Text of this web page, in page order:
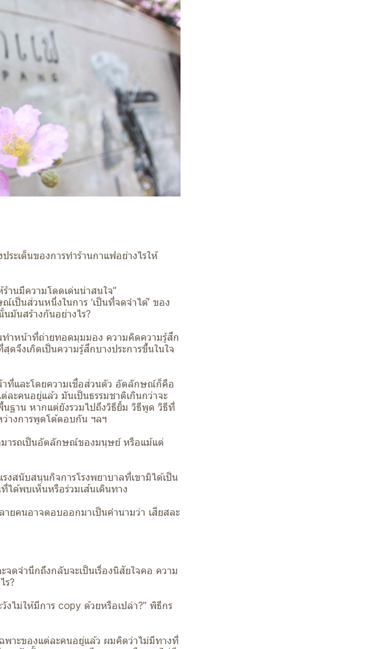
ระเด็นของการทำร้านกาแฟอย่างไรให้
นมีความโดดเด่นน่าสนใจ”
ป็นส่วนหนึ่งในการ ‘เป็นที่จดจำได้’ ของ
นสร้างกันอย่างไร?
ำหน้าที่ถ่ายทอดมุมมอง ความคิดความรู้สึก
จึงเกิดเป็นความรู้สึกบางประการขึ้นในใจ
าที่และโดยความเชื่อส่วนตัว อัตลักษณ์ก็คือ
ะคนอยู่แล้ว มันเป็นธรรมชาติเกินกว่าจะ
ฐาน หากแต่ยังรวมไปถึงวิธียิ้ม วิธีพูด วิธีที่
ว่างการพูดโต้ตอบกัน ฯลฯ
ารถเป็นอัตลักษณ์ของมนุษย์ หรือแม้แต่
สนับสนุนกิจการโรงพยาบาลที่เขามิได้เป็น
ได้พบเห็นหรือร่วมเส้นเดินทาง
คนอาจตอบออกมาเป็นคำนามว่า เสียสละ
จดจำนึกถึงกลับจะเป็นเรื่องนิสัยใจคอ ความ
ร?
วังไม่ให้มีการ copy ด้วยหรือเปล่า?” พิธีกร
พาะของแต่ละคนอยู่แล้ว ผมคิดว่าไม่มีทางที่